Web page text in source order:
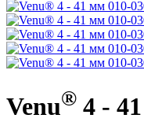
Venu® 4 -